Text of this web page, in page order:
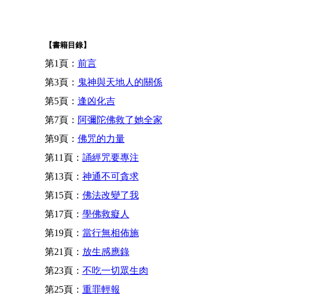
【書籍目錄】
第1頁： 前言
第3頁： 鬼神與天地人的關係
第5頁： 逢凶化吉
第7頁： 阿彌陀佛救了她全家
第9頁： 佛咒的力量
第11頁： 誦經咒要專注
第13頁： 神通不可貪求
第15頁： 佛法改變了我
第17頁： 學佛救癡人
第19頁： 當行無相佈施
第21頁： 放生感應錄
第23頁： 不吃一切眾生肉
第25頁： 重罪輕報